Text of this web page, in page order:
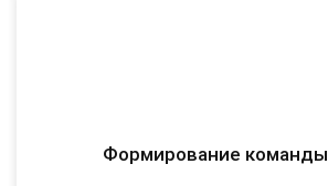
Формирование команды